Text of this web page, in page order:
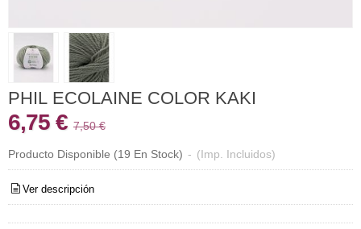
PHIL ECOLAINE COLOR KAKI
6,75 € 7,50 €
Producto Disponible (19 En Stock) - (Imp. Incluidos)
Ver descripción